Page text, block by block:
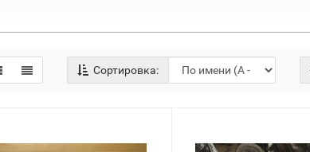
Сортировка: